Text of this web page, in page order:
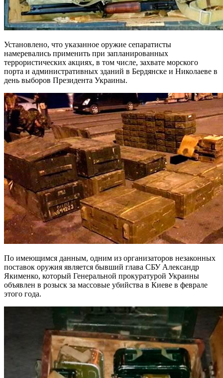
Установлено, что указанное оружие сепаратисты
намеревались применить при запланированных
террористических акциях, в том числе, захвате морского
порта и административных зданий в Бердянске и Николаеве в
день выборов Президента Украины.
По имеющимся данным, одним из организаторов незаконных
поставок оружия является бывший глава СБУ Александр
Якименко, который Генеральной прокуратурой Украины
объявлен в розыск за массовые убийства в Киеве в феврале
этого года.